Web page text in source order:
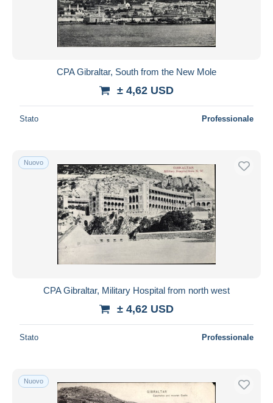
CPA Gibraltar, South from the New Mole
± 4,62 USD
Stato Professionale
Nuovo
CPA Gibraltar, Military Hospital from north west
± 4,62 USD
Stato Professionale
Nuovo